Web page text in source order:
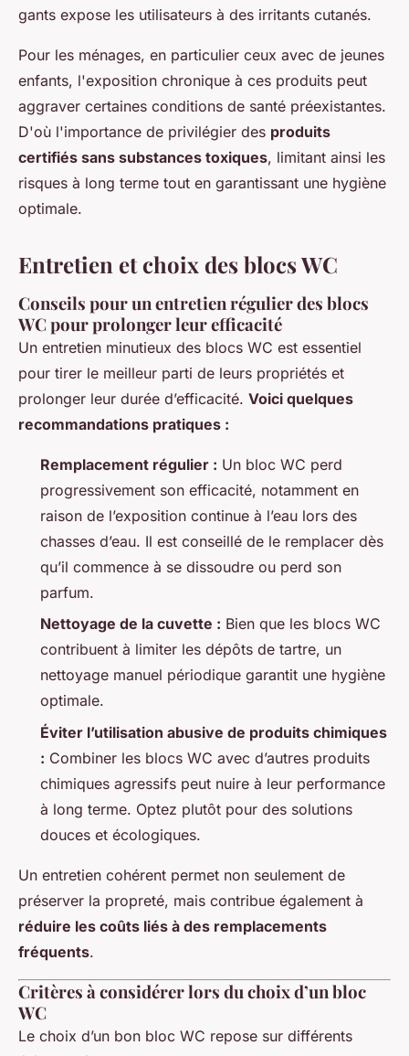
gants expose les utilisateurs à des irritants cutanés.
Pour les ménages, en particulier ceux avec de jeunes
enfants, l'exposition chronique à ces produits peut
aggraver certaines conditions de santé préexistantes.
D'où l'importance de privilégier des produits
certifiés sans substances toxiques, limitant ainsi les
risques à long terme tout en garantissant une hygiène
optimale.
Entretien et choix des blocs WC
Conseils pour un entretien régulier des blocs
WC pour prolonger leur efficacité
Un entretien minutieux des blocs WC est essentiel
pour tirer le meilleur parti de leurs propriétés et
prolonger leur durée d’efficacité. Voici quelques
recommandations pratiques :
Remplacement régulier : Un bloc WC perd
progressivement son efficacité, notamment en
raison de l’exposition continue à l’eau lors des
chasses d’eau. Il est conseillé de le remplacer dès
qu’il commence à se dissoudre ou perd son
parfum.
Nettoyage de la cuvette : Bien que les blocs WC
contribuent à limiter les dépôts de tartre, un
nettoyage manuel périodique garantit une hygiène
optimale.
Éviter l’utilisation abusive de produits chimiques
: Combiner les blocs WC avec d’autres produits
chimiques agressifs peut nuire à leur performance
à long terme. Optez plutôt pour des solutions
douces et écologiques.
Un entretien cohérent permet non seulement de
préserver la propreté, mais contribue également à
réduire les coûts liés à des remplacements
fréquents.
Critères à considérer lors du choix d’un bloc
WC
Le choix d’un bon bloc WC repose sur différents